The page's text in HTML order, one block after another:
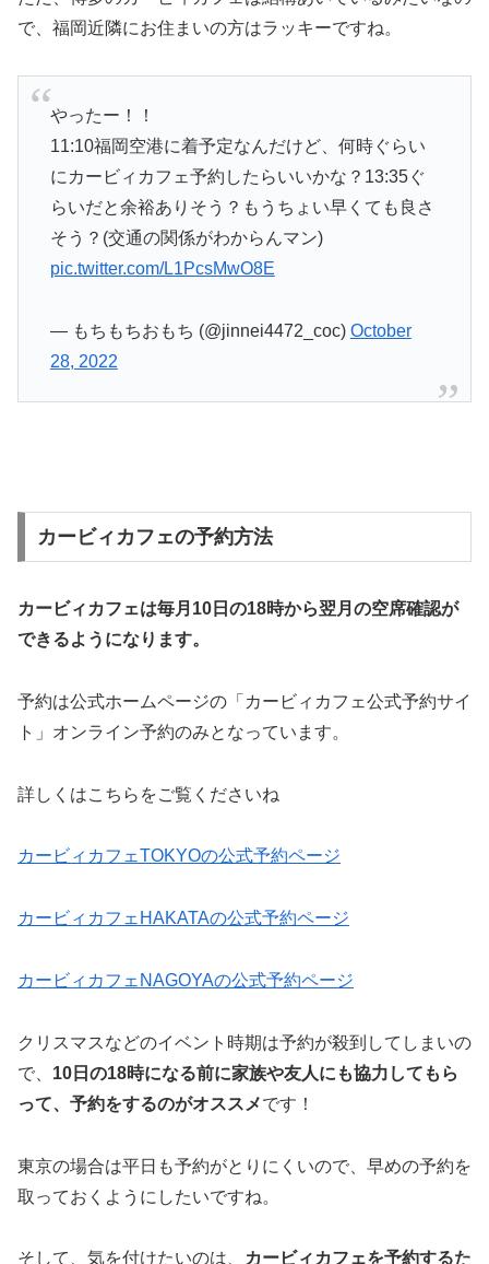
で、福岡近隣にお住まいの方はラッキーですね。
やったー！！
11:10福岡空港に着予定なんだけど、何時ぐらい
にカービィカフェ予約したらいいかな？13:35ぐ
らいだと余裕ありそう？もうちょい早くても良さ
そう？(交通の関係がわからんマン)
pic.twitter.com/L1PcsMwO8E
— もちもちおもち (@jinnei4472_coc) October
28, 2022
カービィカフェの予約方法
カービィカフェは毎月10日の18時から翌月の空席確認が
できるようになります。
予約は公式ホームページの「カービィカフェ公式予約サイ
ト」オンライン予約のみとなっています。
詳しくはこちらをご覧くださいね
カービィカフェTOKYOの公式予約ページ
カービィカフェHAKATAの公式予約ページ
カービィカフェNAGOYAの公式予約ページ
クリスマスなどのイベント時期は予約が殺到してしまいの
で、 10日の18時になる前に家族や友人にも協力してもら
って、予約をするのがオススメです！
東京の場合は平日も予約がとりにくいので、早めの予約を
取っておくようにしたいですね。
そして、気を付けたいのは、 カービィカフェを予約するた